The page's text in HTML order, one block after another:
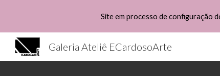
Site em processo de configuração
Galeria Ateliê ECardosoArte